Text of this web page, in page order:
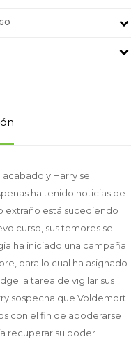
y Harry se
ha tenido noticias de
extraño está sucediendo
curso, sus temores se
ha iniciado una campaña
para lo cual ha asignado
la tarea de vigilar sus
sospecha que Voldemort
con el fin de apoderarse
recuperar su poder